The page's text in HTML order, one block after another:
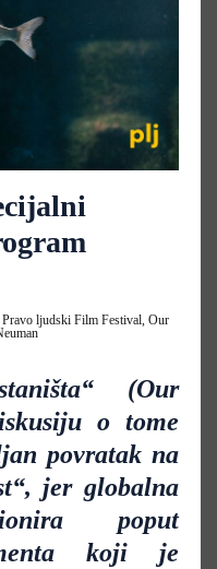
Pravo ljudski Film Festival, Our
(Our
o tome
povratak na
jer globalna
poput
koji je